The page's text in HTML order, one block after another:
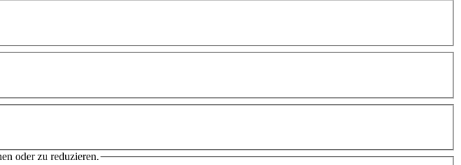
oder zu reduzieren.